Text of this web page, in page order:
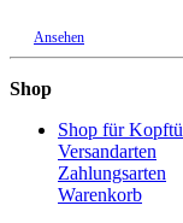
Ansehen
Shop
Shop für
Versandarten
Zahlungsarten
Warenkorb